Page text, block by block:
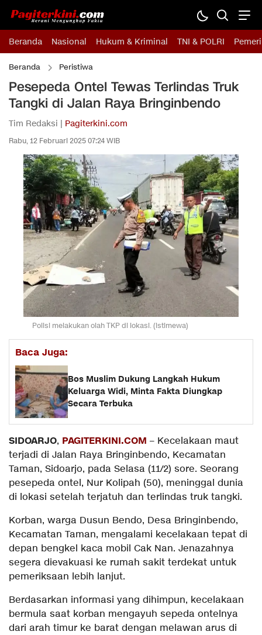
Beranda Nasional Hukum & Kriminal TNI & POLRI
Beranda Peristiwa
Pesepeda Ontel Tewas Terlindas Truk
Tangki di Jalan Raya Bringinbendo
Tim Redaksi | Pagiterkini.com
Rabu, 12 Februari 2025 07:24 WIB
Polisi melakukan olah TKP di lokasi. (istimewa)
Baca Juga:
Bos Muslim Dukung Langkah Hukum
Keluarga Widi, Minta Fakta Diungkap
Secara Terbuka
SIDOARJO, PAGITERKINI.COM – Kecelakaan maut
terjadi di Jalan Raya Bringinbendo, Kecamatan
Taman, Sidoarjo, pada Selasa (11/2) sore. Seorang
pesepeda ontel, Nur Kolipah (50), meninggal dunia
di lokasi setelah terjatuh dan terlindas truk tangki.
Korban, warga Dusun Bendo, Desa Bringinbendo,
Kecamatan Taman, mengalami kecelakaan tepat di
depan bengkel kaca mobil Cak Nan. Jenazahnya
segera dievakuasi ke rumah sakit terdekat untuk
pemeriksaan lebih lanjut.
Berdasarkan informasi yang dihimpun, kecelakaan
bermula saat korban mengayuh sepeda ontelnya
dari arah timur ke barat dengan melawan arus di